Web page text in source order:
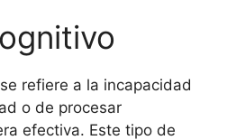
refiere a la incapacidad
o de procesar
efectiva. Este tipo de